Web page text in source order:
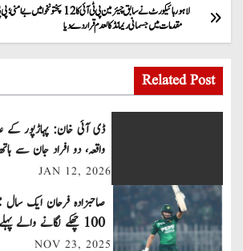
P
o
s
t
a
v
پختونخوا میں بے امنی؛لاہور ہائیکورٹ نے سابق چیئرمین پی ٹی آئی کا 12
مقدمات میں جسمانی ریمانڈ کالعدم قرار دے دیا
Related Post
ڈی آئی خان: پہاڑپور کے
واقعہ، دو افراد جان سے
JAN 12, 2026
صاحبزادہ فرحان ایک سال
100 چھکے لگانے والے پہلے پاکستانی بیٹر بن گئے
NOV 23, 2025